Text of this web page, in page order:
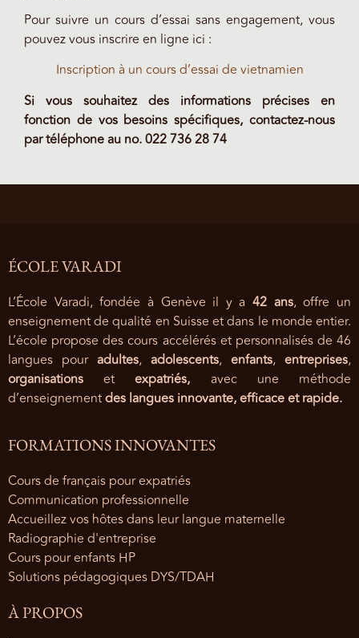
Pour suivre un cours d’essai sans engagement, vous
pouvez vous inscrire en ligne ici :
Inscription à un cours d’essai de vietnamien
Si vous souhaitez des informations précises en
fonction de vos besoins spécifiques, contactez-nous
par téléphone au no. 022 736 28 74
ÉCOLE VARADI
L’École Varadi, fondée à Genève il y a42 ans, offre un
enseignement de qualité en Suisse et dans le monde entier.
L’école propose des cours accélérés et personnalisés de 46
langues pour adultes, adolescents, enfants, entreprises,
organisations etexpatriés, avec une méthode
d’enseignementdes langues innovante, efficace et rapide.
FORMATIONS INNOVANTES
Cours de français pour expatriés
Communication professionnelle
Accueillez vos hôtes dans leur langue maternelle
Radiographie d'entreprise
Cours pour enfants HP
Solutions pédagogiques DYS/TDAH
À PROPOS